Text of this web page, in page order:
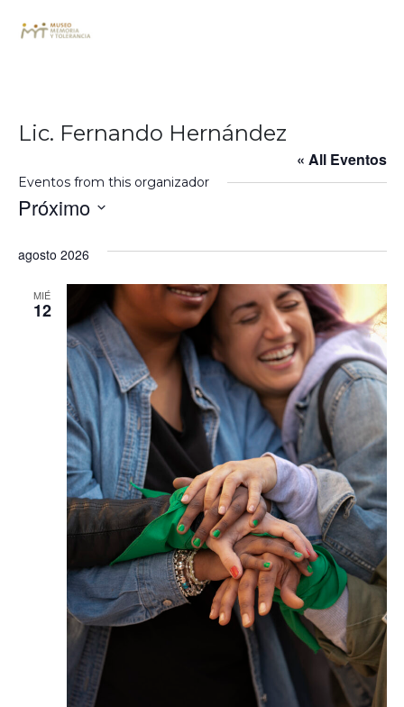
Lic. Fernando Hernández
« All Eventos
Eventos from this organizador
Próximo
fecha.
agosto 2026
MIÉ
12